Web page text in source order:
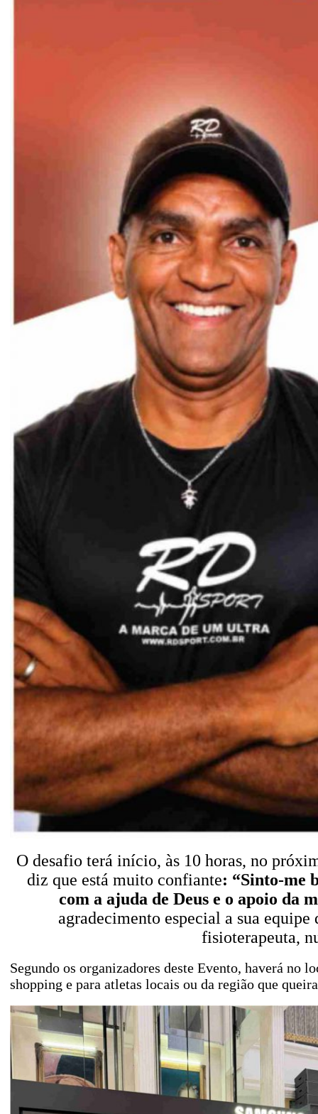
O desafio terá início, às 10 horas, no
diz que está muito confiante: “Sinto-me
com a ajuda de Deus e o apoio da
agradecimento especial a sua
fisioterapeuta,
Segundo os organizadores deste Evento, haverá no
shopping e para atletas locais ou da região que